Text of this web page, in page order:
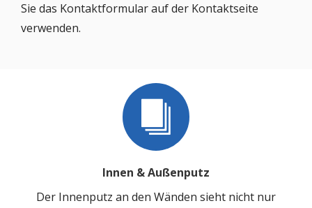
Sie das Kontaktformular auf der Kontaktseite
verwenden.
Innen & Außenputz
Der Innenputz an den Wänden sieht nicht nur